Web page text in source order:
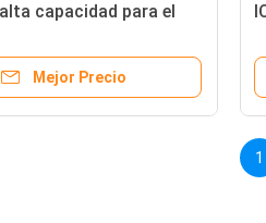
capacidad para el
Mejor Precio
1